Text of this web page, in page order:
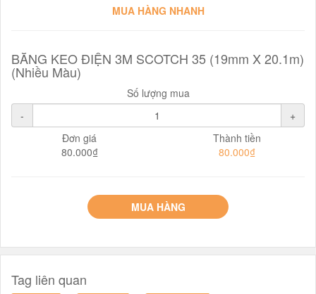
MUA HÀNG NHANH
BĂNG KEO ĐIỆN 3M SCOTCH 35 (19mm X 20.1m)
(Nhiều Màu)
Số lượng mua
-
+
Đơn giá
80.000₫
Thành tiền
80.000₫
MUA HÀNG
Tag liên quan